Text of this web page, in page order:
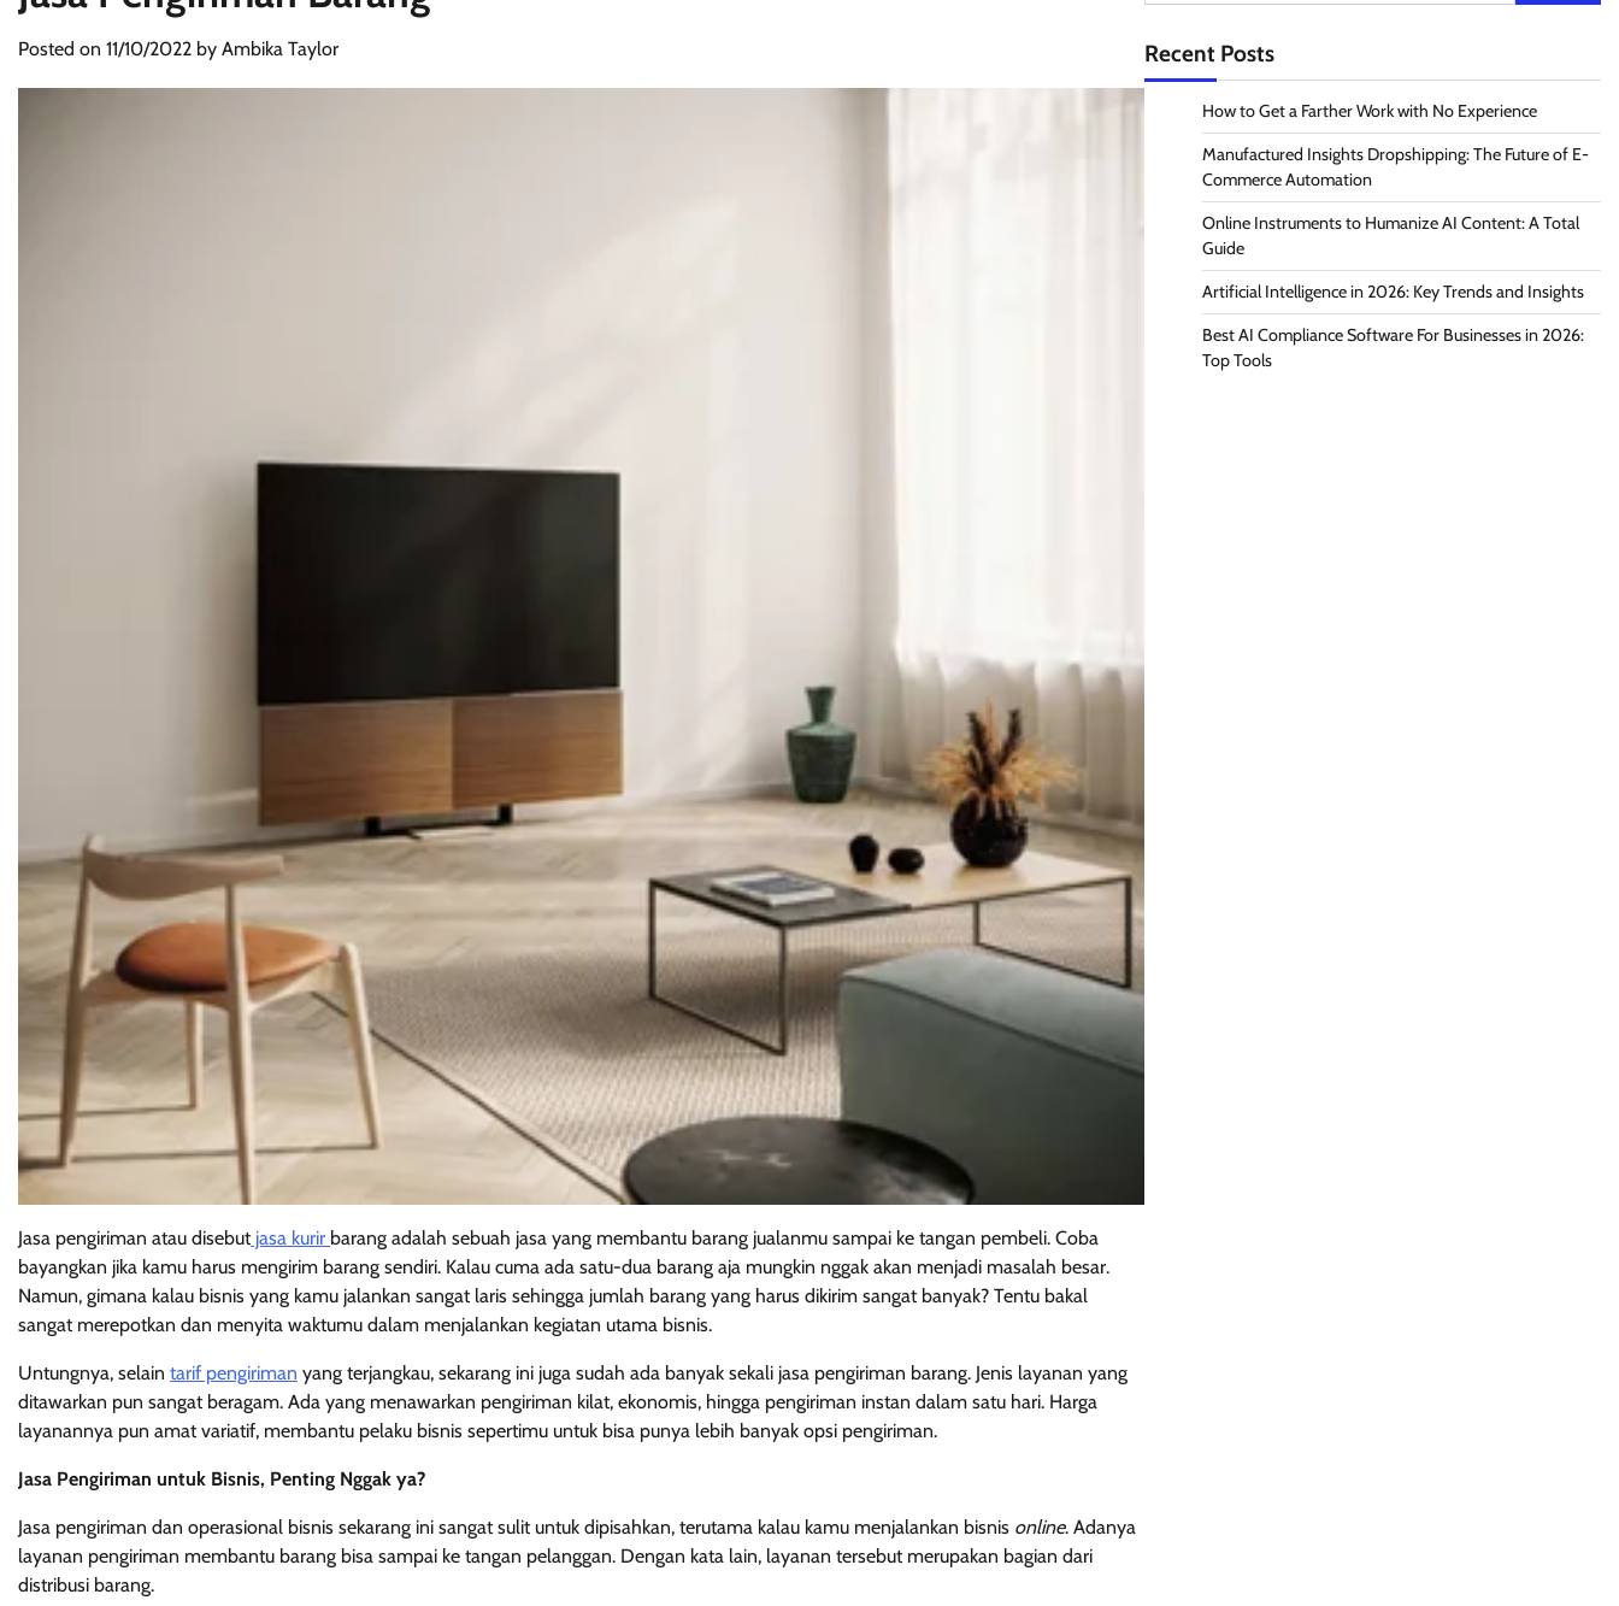
Posted on 11/10/2022 by Ambika Taylor
Jasa pengiriman atau disebutjasa kurir barang adalah sebuah jasa yang membantu barang jualanmu sampai ke tangan pembeli. Coba
bayangkan jika kamu harus mengirim barang sendiri. Kalau cuma ada satu-dua barang aja mungkin nggak akan menjadi masalah besar.
Namun, gimana kalau bisnis yang kamu jalankan sangat laris sehingga jumlah barang yang harus dikirim sangat banyak? Tentu bakal
sangat merepotkan dan menyita waktumu dalam menjalankan kegiatan utama bisnis.
Untungnya, selain tarif pengiriman yang terjangkau, sekarang ini juga sudah ada banyak sekali jasa pengiriman barang. Jenis layanan yang
ditawarkan pun sangat beragam. Ada yang menawarkan pengiriman kilat, ekonomis, hingga pengiriman instan dalam satu hari. Harga
layanannya pun amat variatif, membantu pelaku bisnis sepertimu untuk bisa punya lebih banyak opsi pengiriman.
Jasa Pengiriman untuk Bisnis, Penting Nggak ya?
Jasa pengiriman dan operasional bisnis sekarang ini sangat sulit untuk dipisahkan, terutama kalau kamu menjalankan bisnis online. Adanya
layanan pengiriman membantu barang bisa sampai ke tangan pelanggan. Dengan kata lain, layanan tersebut merupakan bagian dari
distribusi barang.
Recent Posts
How to Get a Farther Work with No Experience
Manufactured Insights Dropshipping: The Future of E-
Commerce Automation
Online Instruments to Humanize AI Content: A Total
Guide
Artificial Intelligence in 2026: Key Trends and Insights
Best AI Compliance Software For Businesses in 2026:
Top Tools